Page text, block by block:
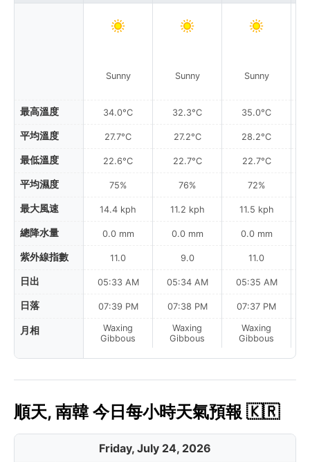
最高溫度
平均溫度
最低溫度
平均濕度
最大風速
總降水量
紫外線指數
日出
日落
月相
Sunny
34.0°C
27.7°C
22.6°C
75%
14.4 kph
0.0 mm
11.0
05:33 AM
07:39 PM
Waxing
Gibbous
Sunny
32.3°C
27.2°C
22.7°C
76%
11.2 kph
0.0 mm
9.0
05:34 AM
07:38 PM
Waxing
Gibbous
Sunny
35.0°C
28.2°C
22.7°C
72%
11.5 kph
0.0 mm
11.0
05:35 AM
07:37 PM
Waxing
Gibbous
順天, 南韓 今日每小時天氣預報 🇰🇷
Friday, July 24, 2026